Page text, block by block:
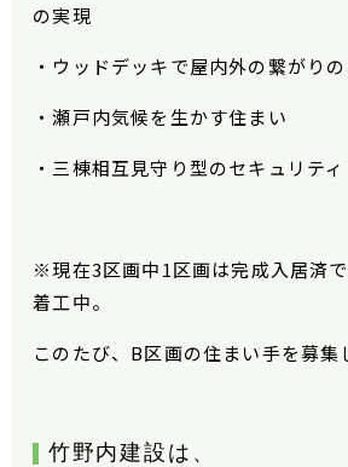
の実現
・ウッドデッキで屋内外の繋がり
・瀬戸内気候を生かす住まい
・三棟相互見守り型のセキュリティ
※現在3区画中1区画は完成入居済
着工中。
このたび、B区画の住まい手を募集
竹野内建設は、